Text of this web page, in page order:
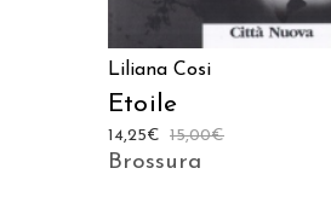
Liliana Cosi
Etoile
15,00€
14,25€
Brossura